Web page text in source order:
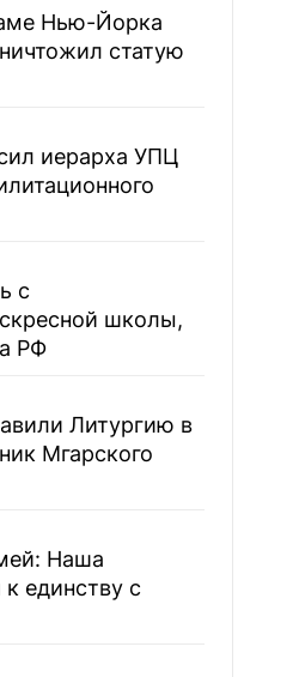
Нью-Йорка
статую
иерарха УПЦ
с
школы,
РФ
Литургию в
Мгарского
Наша
единству с